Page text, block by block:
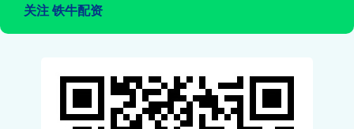
关注 铁牛配资